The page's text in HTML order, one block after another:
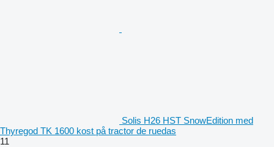
Solis H26 HST SnowEdition med
Thyregod TK 1600 kost på tractor de ruedas
11